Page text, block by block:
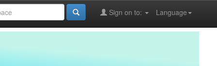
Language
Sign on to: